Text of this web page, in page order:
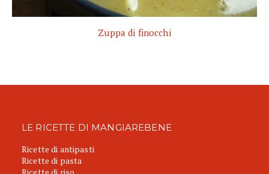
Zuppa di finocchi
LE RICETTE DI MANGIAREBENE
Ricette di antipasti
Ricette di pasta